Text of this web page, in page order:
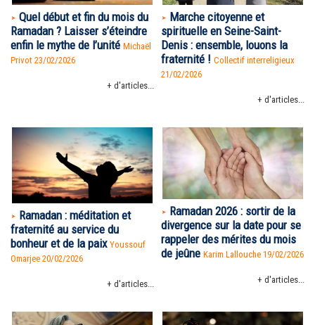
Quel début et fin du mois du
Ramadan ? Laisser s’éteindre
enfin le mythe de l’unité Michaël
Privot 23/02/2026
+ d'articles...
Marche citoyenne et
spirituelle en Seine-Saint-
Denis : ensemble, louons la
fraternité ! Collectif interreligieux
21/02/2026
+ d'articles...
Ramadan : méditation et
fraternité au service du
bonheur et de la paix Youssouf
Omarjee 20/02/2026
+ d'articles...
Ramadan 2026 : sortir de la
divergence sur la date pour se
rappeler des mérites du mois
de jeûne Karim Lallouche 19/02/2026
+ d'articles...